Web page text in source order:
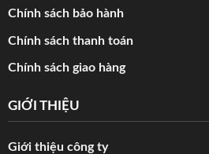
Chính sách bảo hành
Chính sách thanh toán
Chính sách giao hàng
GIỚI THIỆU
Giới thiệu công ty